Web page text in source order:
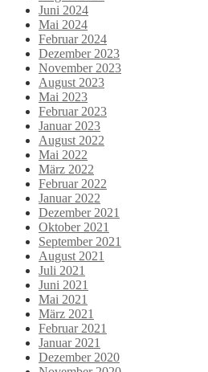
Juni 2024
Mai 2024
Februar 2024
Dezember 2023
November 2023
August 2023
Mai 2023
Februar 2023
Januar 2023
August 2022
Mai 2022
März 2022
Februar 2022
Januar 2022
Dezember 2021
Oktober 2021
September 2021
August 2021
Juli 2021
Juni 2021
Mai 2021
März 2021
Februar 2021
Januar 2021
Dezember 2020